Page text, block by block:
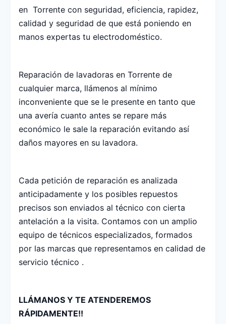
en Torrente con seguridad, eficiencia, rapidez,
calidad y seguridad de que está poniendo en
manos expertas tu electrodoméstico.
Reparación de lavadoras en Torrente de
cualquier marca, llámenos al mínimo
inconveniente que se le presente en tanto que
una avería cuanto antes se repare más
económico le sale la reparación evitando así
daños mayores en su lavadora.
Cada petición de reparación es analizada
anticipadamente y los posibles repuestos
precisos son enviados al técnico con cierta
antelación a la visita. Contamos con un amplio
equipo de técnicos especializados, formados
por las marcas que representamos en calidad de
servicio técnico .
LLÁMANOS Y TE ATENDEREMOS
RÁPIDAMENTE!!